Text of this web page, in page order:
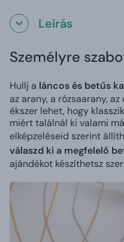
Leírás
Személyre
Hullj a láncos és betűs
az arany, a rózsaarany,
ékszer lehet, hogy
miért találnál ki valami
elképzeléseid szerint
válaszd ki a megfelelő
ajándékot készíthetsz